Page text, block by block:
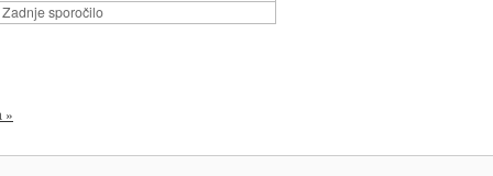
Zadnje sporočilo
»